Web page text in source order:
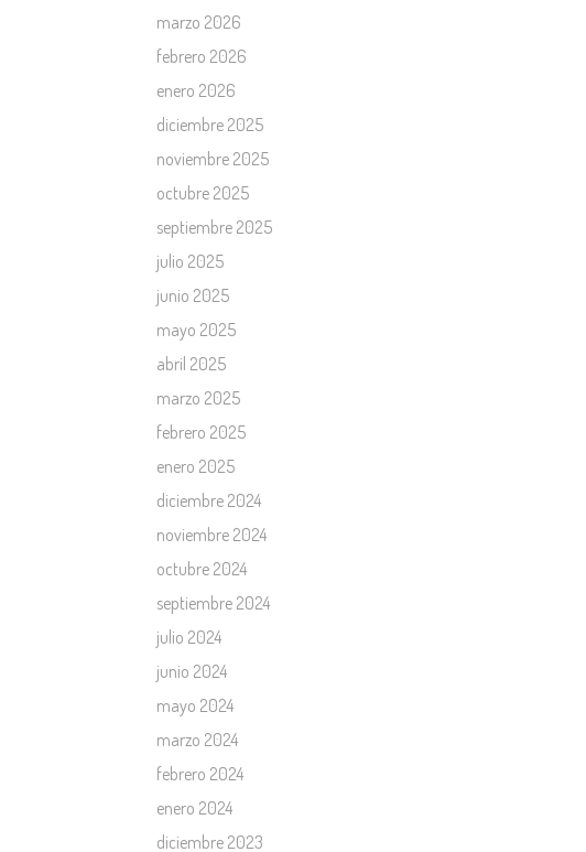
marzo 2026
febrero 2026
enero 2026
diciembre 2025
noviembre 2025
octubre 2025
septiembre 2025
julio 2025
junio 2025
mayo 2025
abril 2025
marzo 2025
febrero 2025
enero 2025
diciembre 2024
noviembre 2024
octubre 2024
septiembre 2024
julio 2024
junio 2024
mayo 2024
marzo 2024
febrero 2024
enero 2024
diciembre 2023